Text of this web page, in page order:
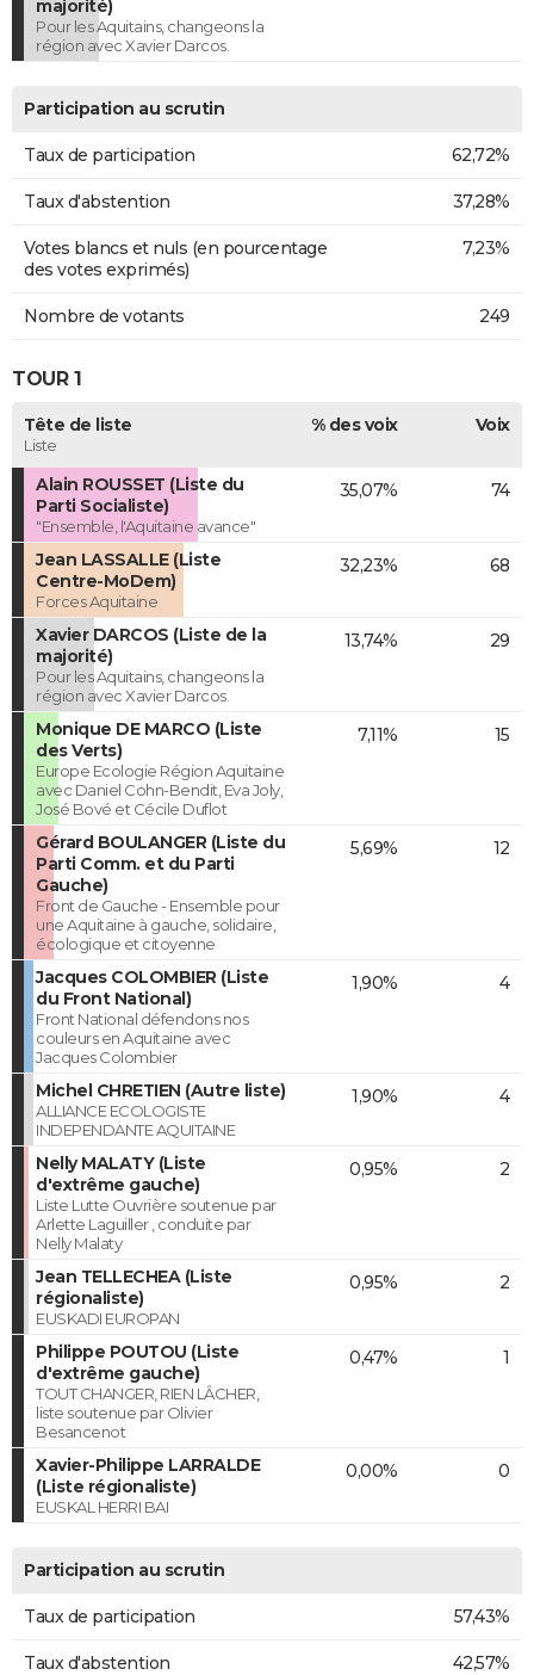
majorité)
Pour les Aquitains, changeons la
région avec Xavier Darcos.
Participation au scrutin
Taux de participation 62,72%
Taux d'abstention 37,28%
Votes blancs et nuls (en pourcentage
des votes exprimés)
7,23%
Nombre de votants 249
TOUR 1
Tête de liste
Liste
% des voix Voix
Alain ROUSSET (Liste du
Parti Socialiste)
"Ensemble, l'Aquitaine avance"
35,07% 74
Jean LASSALLE (Liste
Centre-MoDem)
Forces Aquitaine
32,23% 68
Xavier DARCOS (Liste de la
majorité)
Pour les Aquitains, changeons la
région avec Xavier Darcos.
13,74% 29
Monique DE MARCO (Liste
des Verts)
Europe Ecologie Région Aquitaine
avec Daniel Cohn-Bendit, Eva Joly,
José Bové et Cécile Duflot
7,11% 15
Gérard BOULANGER (Liste du
Parti Comm. et du Parti
Gauche)
Front de Gauche - Ensemble pour
une Aquitaine à gauche, solidaire,
écologique et citoyenne
5,69% 12
Jacques COLOMBIER (Liste
du Front National)
Front National défendons nos
couleurs en Aquitaine avec
Jacques Colombier
1,90% 4
Michel CHRETIEN (Autre liste)
ALLIANCE ECOLOGISTE
INDEPENDANTE AQUITAINE
1,90% 4
Nelly MALATY (Liste
d'extrême gauche)
Liste Lutte Ouvrière soutenue par
Arlette Laguiller , conduite par
Nelly Malaty
0,95% 2
Jean TELLECHEA (Liste
régionaliste)
EUSKADI EUROPAN
0,95% 2
Philippe POUTOU (Liste
d'extrême gauche)
TOUT CHANGER, RIEN LÂCHER,
liste soutenue par Olivier
Besancenot
0,47% 1
Xavier-Philippe LARRALDE
(Liste régionaliste)
EUSKAL HERRI BAI
0,00% 0
Participation au scrutin
Taux de participation 57,43%
Taux d'abstention 42,57%